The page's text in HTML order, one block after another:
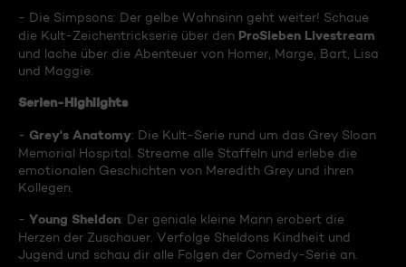
- Die Simpsons: Der gelbe Wahnsinn geht weiter! Schaue
die Kult-Zeichentrickserie über den ProSieben Livestream
und lache über die Abenteuer von Homer, Marge, Bart, Lisa
und Maggie.
Serien-Highlights
- Grey's Anatomy: Die Kult-Serie rund um das Grey Sloan
Memorial Hospital. Streame alle Staffeln und erlebe die
emotionalen Geschichten von Meredith Grey und ihren
Kollegen.
- Young Sheldon: Der geniale kleine Mann erobert die
Herzen der Zuschauer. Verfolge Sheldons Kindheit und
Jugend und schau dir alle Folgen der Comedy-Serie an.